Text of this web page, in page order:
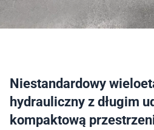
Niestandardowy
hydrauliczny z długim
kompaktową